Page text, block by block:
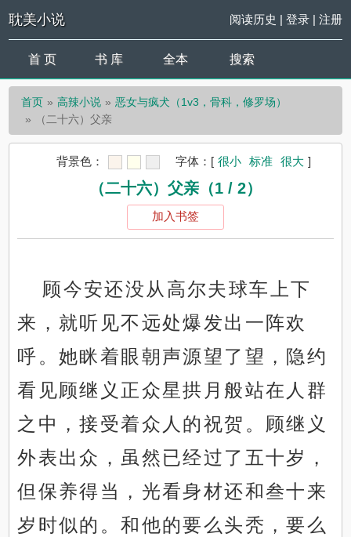
耽美小说 阅读历史 | 登录| 注册
首 页 书 库 全本 搜索
首页 高辣小说
恶女与疯犬（1v3，骨科，修罗场）
（二十六）父亲
背景色： 字体： [ 很小 标准 很大 ]
（二十六）父亲（1 / 2）
加入书签
顾今安还没从高尔夫球车上下
来，就听见不远处爆发出一阵欢
呼。她眯着眼朝声源望了望，隐约
看见顾继义正众星拱月般站在人群
之中，接受着众人的祝贺。顾继义
外表出众，虽然已经过了五十岁，
但保养得当，光看身材还和叁十来
岁时似的。和他的要么头秃，要么